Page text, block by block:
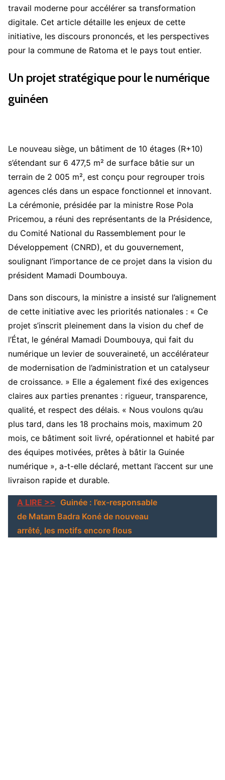
travail moderne pour accélérer sa transformation
digitale. Cet article détaille les enjeux de cette
initiative, les discours prononcés, et les perspectives
pour la commune de Ratoma et le pays tout entier.
Un projet stratégique pour le numérique
guinéen
Le nouveau siège, un bâtiment de 10 étages (R+10)
s’étendant sur 6 477,5 m² de surface bâtie sur un
terrain de 2 005 m², est conçu pour regrouper trois
agences clés dans un espace fonctionnel et innovant.
La cérémonie, présidée par la ministre Rose Pola
Pricemou, a réuni des représentants de la Présidence,
du Comité National du Rassemblement pour le
Développement (CNRD), et du gouvernement,
soulignant l’importance de ce projet dans la vision du
président Mamadi Doumbouya.
Dans son discours, la ministre a insisté sur l’alignement
de cette initiative avec les priorités nationales : « Ce
projet s’inscrit pleinement dans la vision du chef de
l’État, le général Mamadi Doumbouya, qui fait du
numérique un levier de souveraineté, un accélérateur
de modernisation de l’administration et un catalyseur
de croissance. » Elle a également fixé des exigences
claires aux parties prenantes : rigueur, transparence,
qualité, et respect des délais. « Nous voulons qu’au
plus tard, dans les 18 prochains mois, maximum 20
mois, ce bâtiment soit livré, opérationnel et habité par
des équipes motivées, prêtes à bâtir la Guinée
numérique », a-t-elle déclaré, mettant l’accent sur une
livraison rapide et durable.
A LIRE >> Guinée : l’ex-responsable
de Matam Badra Koné de nouveau
arrêté, les motifs encore flous